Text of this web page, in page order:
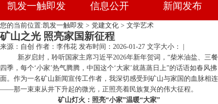
凯发一触即发 信息公开 新闻发布
您的当前位置:凯发一触即发 > 党建文化 > 文学艺术
矿山之光 照亮家国新征程
来源：自创 作者：李伟花 发布时间：2026-01-27 文字大小： |
新岁启封，聆听国家主席习近平2026年新年贺词，“柴米油盐、三餐
四季，每个‘小家’热气腾腾，中国这个‘大家’就蒸蒸日上”的话语如春风拂
面。作为一名矿山新闻宣传工作者，我深切感受到矿山与家国的血脉相连
——那一束束从井下升起的微光，正照亮着民族复兴的伟大征程。
矿山灯火：照亮“小家”温暖“大家”